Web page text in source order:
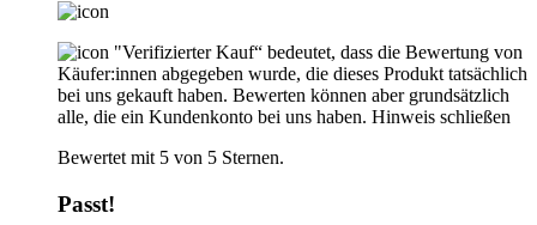
"Verifizierter Kauf“ bedeutet, dass die Bewertung von
Käufer:innen abgegeben wurde, die dieses Produkt tatsächlich
bei uns gekauft haben. Bewerten können aber grundsätzlich
alle, die ein Kundenkonto bei uns haben. Hinweis schließen
Bewertet mit 5 von 5 Sternen.
Passt!